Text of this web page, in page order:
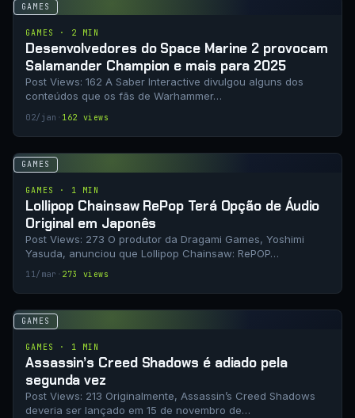
GAMES
GAMES · 2 MIN
Desenvolvedores do Space Marine 2 provocam
Salamander Champion e mais para 2025
Post Views: 162 A Saber Interactive divulgou alguns dos
conteúdos que os fãs de Warhammer…
02/jan · 162 views
GAMES
GAMES · 1 MIN
Lollipop Chainsaw RePop Terá Opção de Áudio
Original em Japonês
Post Views: 273 O produtor da Dragami Games, Yoshimi
Yasuda, anunciou que Lollipop Chainsaw: RePOP…
11/mar · 273 views
GAMES
GAMES · 1 MIN
Assassin’s Creed Shadows é adiado pela
segunda vez
Post Views: 213 Originalmente, Assassin’s Creed Shadows
deveria ser lançado em 15 de novembro de…